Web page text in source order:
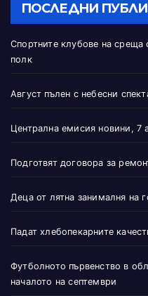
ПОСЛЕДНИ
Спортните клубове на
полк
Август пълен с небесни
Централна емисия новини, 7
Подготвят договора за
Деца от лятна занималня на
Падат хлебопекарните
Футболното първенство в
началото на септември